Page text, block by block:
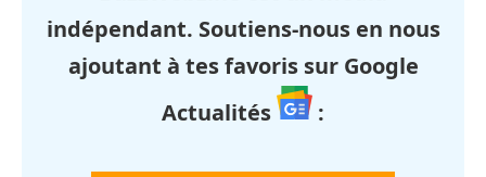
indépendant. Soutiens-nous en nous
ajoutant à tes favoris sur Google
Actualités
: